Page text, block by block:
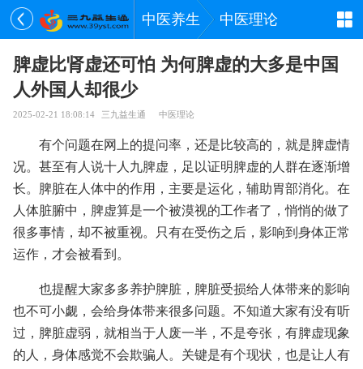
中医养生 中医理论
脾虚比肾虚还可怕 为何脾虚的大多是中国
人外国人却很少
2025-02-21 18:08:14 三九益生通 中医理论
有个问题在网上的提问率，还是比较高的，就是脾虚情
况。甚至有人说十人九脾虚，足以证明脾虚的人群在逐渐增
长。脾脏在人体中的作用，主要是运化，辅助胃部消化。在
人体脏腑中，脾虚算是一个被漠视的工作者了，悄悄的做了
很多事情，却不被重视。只有在受伤之后，影响到身体正常
运作，才会被看到。
也提醒大家多多养护脾脏，脾脏受损给人体带来的影响
也不可小觑，会给身体带来很多问题。不知道大家有没有听
过，脾脏虚弱，就相当于人废一半，不是夸张，有脾虚现象
的人，身体感觉不会欺骗人。关键是有个现状，也是让人有